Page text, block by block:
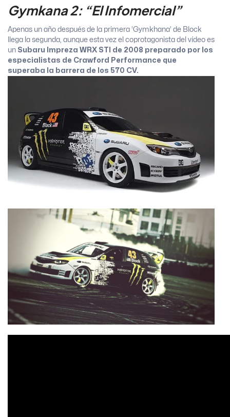
Gymkana 2: “El Infomercial”
Apenas un año después de la primera ‘Gymkhana’ de Block
llega la segunda, aunque esta vez el coprotagonista del vídeo es
un Subaru Impreza WRX STI de 2008 preparado por los
especialistas de Crawford Performance que
superaba la barrera de los 570 CV.